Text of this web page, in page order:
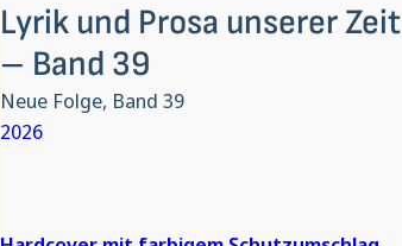
Lyrik und Prosa unserer Zeit
– Band 39
Neue Folge, Band 39
2026